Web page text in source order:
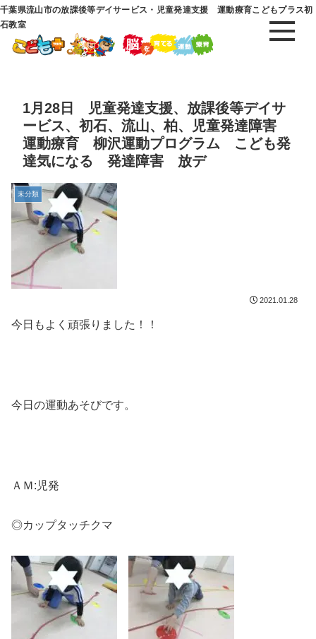
千葉県流山市の放課後等デイサービス・児童発達支援 運動療育こどもプラス初
石教室
1月28日 児童発達支援、放課後等デイサ
ービス、初石、流山、柏、児童発達障害
運動療育 柳沢運動プログラム こども発
達気になる 発達障害 放デ
未分類
2021.01.28
今日もよく頑張りました！！
今日の運動あそびです。
ＡＭ:児発
◎カップタッチクマ